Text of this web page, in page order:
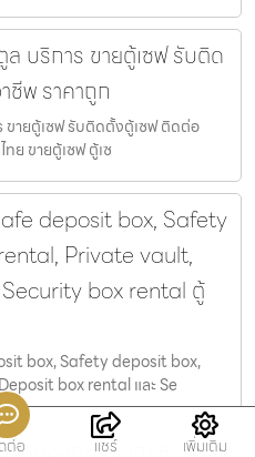
บริการ ขายตู้เซฟ รับติด
ชีพ ราคาถูก
ขายตู้เซฟ รับติดตั้งตู้เซฟ ติดต่อ
ย ขายตู้เซฟ ตู้เซ
deposit box, Safety
Private vault,
box rental ตู้
box, Safety deposit box,
box rental และ Se
ต่อ แชร์ เพิ่มเติม